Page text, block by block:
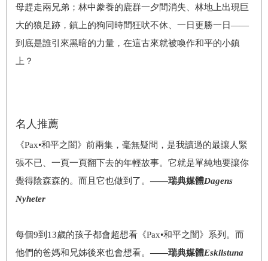
母趕走兩兄弟；林中豢養的鹿群一夕間消失、林地上出現巨
大的狼足跡，鎮上的狗同時間狂吠不休、一日更勝一日——
到底是誰引來黑暗的力量，在這古來就被喚作和平的小鎮
上？
名人推薦
《Pax•和平之闇》前兩集，毫無疑問，是我讀過的最讓人緊
張不已、一頁一頁翻下去的年輕故事。它就是單純地要讓你
覺得陰森森的。而且它也做到了。 ——瑞典媒體Dagens
Nyheter
每個9到13歲的孩子都會超想看《Pax•和平之闇》系列。而
他們的爸媽和兄姊後來也會想看。 ——瑞典媒體Eskilstuna